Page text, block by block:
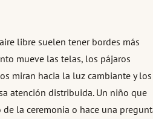
libre suelen tener bordes más
mueve las telas, los pájaros
miran hacia la luz cambiante y los
atención distribuida. Un niño que
la ceremonia o hace una